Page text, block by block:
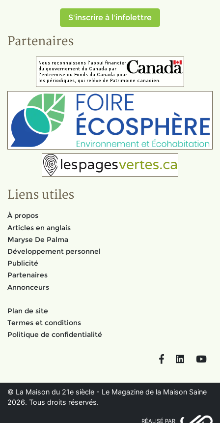
S'inscrire à l'infolettre
Partenaires
Liens utiles
À propos
Articles en anglais
Maryse De Palma
Développement personnel
Publicité
Partenaires
Annonceurs
Plan de site
Termes et conditions
Politique de confidentialité
FacebookLinkedIn
© La Maison du 21e siècle - Le Magazine de la Maison Saine
2026. Tous droits réservés.
RÉALISÉ PAR